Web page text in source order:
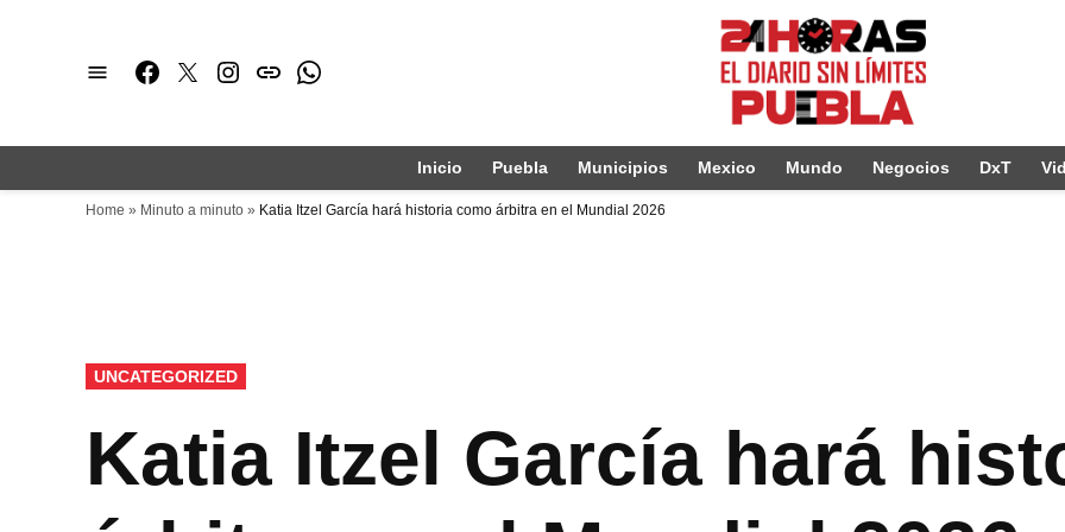
Facebook
TwitterInstagram
issuuWhatsapp
Inicio Puebla Municipios Mexico Mundo Negocios DxT
Home » Minuto a minuto » Katia Itzel García hará historia como árbitra en el Mundial 2026
PUBLICADO
EN
UNCATEGORIZED
Katia Itzel García hará